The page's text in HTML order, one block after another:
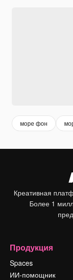
море фон
Креативная
Более 1
Продукция
Spaces
ИИ-помощник